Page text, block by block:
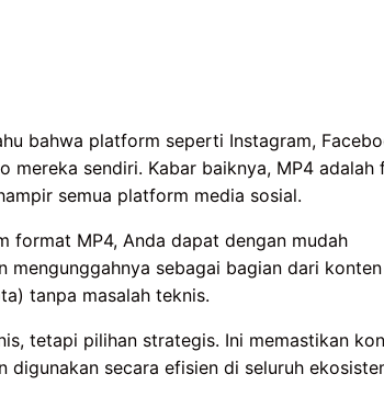
bahwa platform seperti Instagram,
sendiri. Kabar baiknya, MP4 adalah
semua platform media sosial.
format MP4, Anda dapat dengan mudah
sebagai bagian dari
tanpa masalah teknis.
tetapi pilihan strategis. Ini memastikan
secara efisien di seluruh